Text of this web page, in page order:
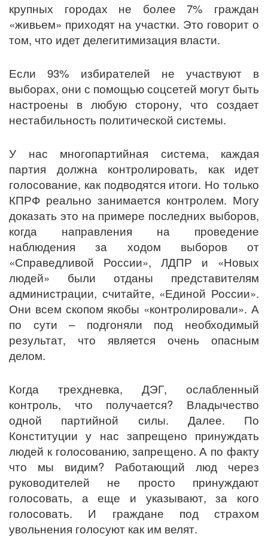
крупных городах не более 7% граждан
«живьем» приходят на участки. Это говорит о
том, что идет делегитимизация власти.
Если 93% избирателей не участвуют в
выборах, они с помощью соцсетей могут быть
настроены в любую сторону, что создает
нестабильность политической системы.
У нас многопартийная система, каждая
партия должна контролировать, как идет
голосование, как подводятся итоги. Но только
КПРФ реально занимается контролем. Могу
доказать это на примере последних выборов,
когда направления на проведение
наблюдения за ходом выборов от
«Справедливой России», ЛДПР и «Новых
людей» были отданы представителям
администрации, считайте, «Единой России».
Они всем скопом якобы «контролировали». А
по сути – подгоняли под необходимый
результат, что является очень опасным
делом.
Когда трехдневка, ДЭГ, ослабленный
контроль, что получается? Владычество
одной партийной силы. Далее. По
Конституции у нас запрещено принуждать
людей к голосованию, запрещено. А по факту
что мы видим? Работающий люд через
руководителей не просто принуждают
голосовать, а еще и указывают, за кого
голосовать. И граждане под страхом
увольнения голосуют как им велят.